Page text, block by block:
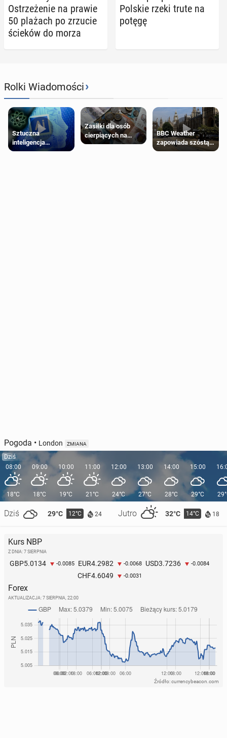
Ostrze­że­nie na prawie
50 plażach po zrzucie
ścieków do morza
Polskie rzeki trute na
potęgę
Rolki Wiadomości›
Sztuczna
inteligencja
próbowała oszukać
Zasiłki dla osób
cierpiących na
schorzenia
BBC Weather
zapowiada szóstą
falę upałów w
Pogoda • London ZMIANA
Dziś
08:00
18°C
Dziś 29°C 12°C 24 Jutro 32°C 14°C 18
09:00
18°C
10:00
19°C
11:00
21°C
12:00
24°C
13:00
27°C
14:00
28°C
15:00
29°C
Kurs NBP
Z DNIA: 7 SIERPNIA
GBP5.0134 -0.0085 EUR4.2982 -0.0068 USD3.7236 -0.0084
CHF4.6049 -0.0031
Forex
AKTUALIZACJA: 7 SIERPNIA, 22:00
Źródło: currencybeacon.com